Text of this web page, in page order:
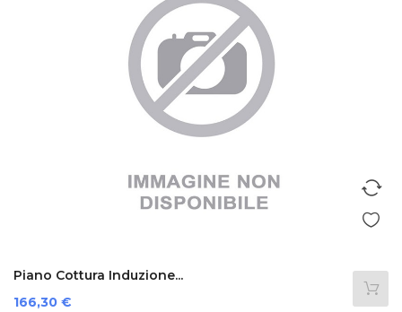
Piano Cottura Induzione...
Prezzo
166,30 €